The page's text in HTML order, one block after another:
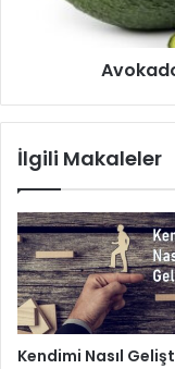
İlgili Makaleler
Kendimi Nasıl